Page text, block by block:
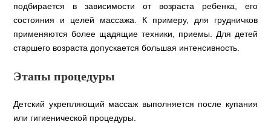
подбирается в зависимости от возраста ребенка, его
состояния и целей массажа. К примеру, для грудничков
применяются более щадящие техники, приемы. Для детей
старшего возраста допускается большая интенсивность.
Этапы процедуры
Детский укрепляющий массаж выполняется после купания
или гигиенической процедуры.